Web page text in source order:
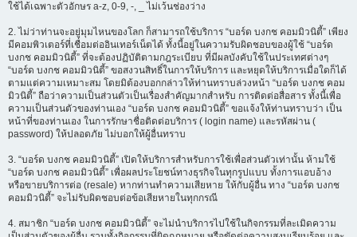
ใช้ได้เฉพาะตัวอักษร a-z, 0-9, -, _ ไม่เว้นช่องว่าง
2. ไม่ว่าท่านจะอยู่มุมไหนของโลก ก็สามารถใช้บริการ “บอร์ด บงกช คอมมิวนิตี้” เพียง
มีคอมพิวเตอร์ที่เชื่อมต่ออินเทอร์เน็ตได้ ทั้งนี้อยู่ในความรับผิดชอบของผู้ใช้ “บอร์ด
บงกช คอมมิวนิตี้” ที่จะต้องปฏิบัติตามกฎระเบียบ ที่มีผลบังคับใช้ในประเทศต่างๆ
“บอร์ด บงกช คอมมิวนิตี้” ขอสงวนสิทธิ์ในการให้บริการ และหยุดให้บริการเมื่อใดก็ได้
ตามแต่ความเหมาะสม โดยมิต้องบอกกล่าวให้ท่านทราบล่วงหน้า “บอร์ด บงกช คอม
มิวนิตี้” ถือว่าความเป็นส่วนตัวเป็นเรื่องสำคัญมากสำหรับ การติดต่อสื่อสาร ทั้งนี้เพื่อ
ความเป็นส่วนตัวของท่านเอง “บอร์ด บงกช คอมมิวนิตี้” ขอแจ้งให้ท่านทราบว่า เป็น
หน้าที่ของท่านเอง ในการรักษาชื่อติดต่อบริการ ( login name) และรหัสผ่าน (
password) ให้ปลอดภัย ไม่บอกให้ผู้อื่นทราบ
3. “บอร์ด บงกช คอมมิวนิตี้” เปิดให้บริการสำหรับการใช้เพื่อส่วนตัวเท่านั้น ห้ามใช้
“บอร์ด บงกช คอมมิวนิตี้” เพื่อผลประโยชน์ทางธุรกิจในทุกรูปแบบ ทั้งการแอบอ้าง
หรือขายบริการต่อ (resale) หากท่านทำความเสียหาย ให้กับผู้อื่น ทาง “บอร์ด บงกช
คอมมิวนิตี้” จะไม่รับผิดชอบต่อข้อเสียหายในทุกกรณี
4. สมาชิก “บอร์ด บงกช คอมมิวนิตี้” จะไม่นำบริการไปใช้ในกิจกรรมที่ละเมิดความ